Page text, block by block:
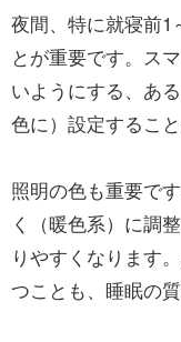
夜間、特に就寝前1
とが重要です。ス
いようにする、あ
色に）設定すること
照明の色も重要で
く（暖色系）に調
りやすくなります
つことも、睡眠の